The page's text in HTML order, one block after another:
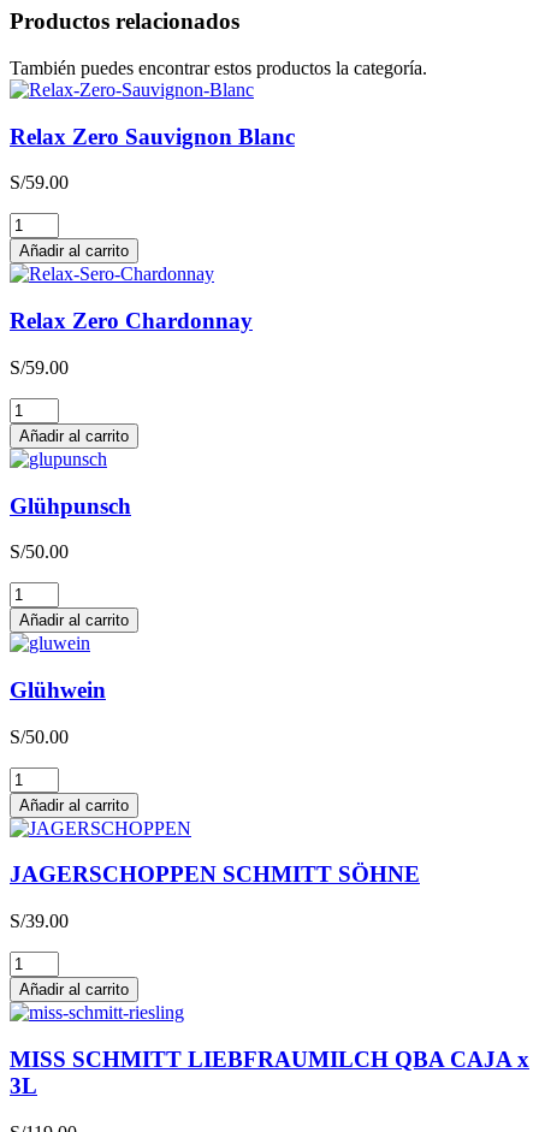
Productos relacionados
También puedes encontrar estos productos la categoría.
Relax Zero Sauvignon Blanc
S/59.00
Relax
Zero
Sauvignon
Blanc
cantidad
Añadir al carrito
Relax Zero Chardonnay
S/59.00
Relax
Zero
Chardonnay
cantidad
Añadir al carrito
Glühpunsch
S/50.00
Glühpunsch
cantidad
Añadir al carrito
Glühwein
S/50.00
Glühwein
cantidad
Añadir al carrito
JAGERSCHOPPEN SCHMITT SÖHNE
S/39.00
JAGERSCHOPPEN
SCHMITT
SÖHNE
cantidad
Añadir al carrito
MISS SCHMITT LIEBFRAUMILCH QBA CAJA x
3L